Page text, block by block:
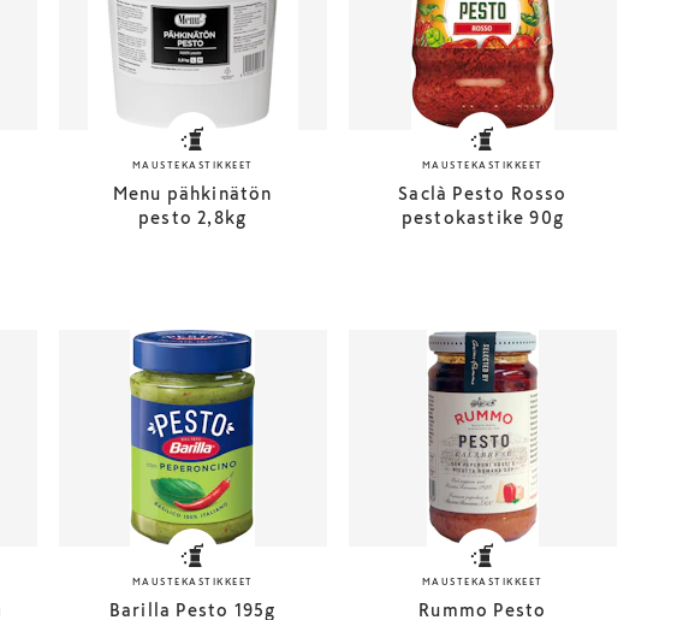
MAUSTEKASTIKKEET
Menu pähkinätön
pesto 2,8kg
MAUSTEKASTIKKEET
Saclà Pesto Rosso
pestokastike 90g
MAUSTEKASTIKKEET
Barilla Pesto 195g
MAUSTEKASTIKKEET
Rummo Pesto